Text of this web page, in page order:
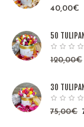
40,00€
50
120,00€
30
75,00€